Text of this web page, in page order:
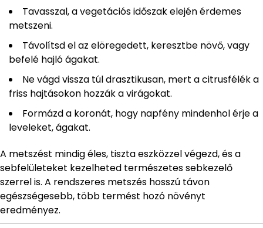
Tavasszal, a vegetációs időszak elején érdemes
metszeni.
Távolítsd el az elöregedett, keresztbe növő, vagy
befelé hajló ágakat.
Ne vágd vissza túl drasztikusan, mert a citrusfélék a
friss hajtásokon hozzák a virágokat.
Formázd a koronát, hogy napfény mindenhol érje a
leveleket, ágakat.
A metszést mindig éles, tiszta eszközzel végezd, és a
sebfelületeket kezelheted természetes sebkezelő
szerrel is. A rendszeres metszés hosszú távon
egészségesebb, több termést hozó növényt
eredményez.